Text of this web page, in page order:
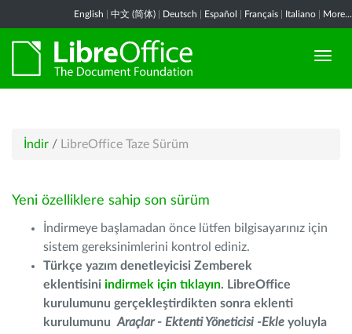
English 中文 (简体) Deutsch Español Français Italiano More...
İndir / LibreOffice Taze Sürüm
Yeni özelliklere sahip son sürüm
İndirmeye başlamadan önce lütfen bilgisayarınız için
sistem gereksinimlerini kontrol ediniz.
Türkçe yazım denetleyicisi Zemberek
eklentisini indirmek için tıklayın. LibreOffice
kurulumunu gerçekleştirdikten sonra eklenti
kurulumunu Araçlar - Ektenti Yöneticisi -Ekle yoluyla